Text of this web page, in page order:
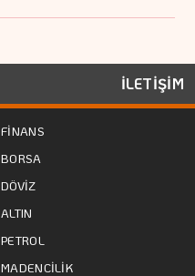
İLETİŞİM
FİNANS
BORSA
DÖVİZ
ALTIN
PETROL
MADENCİLİK